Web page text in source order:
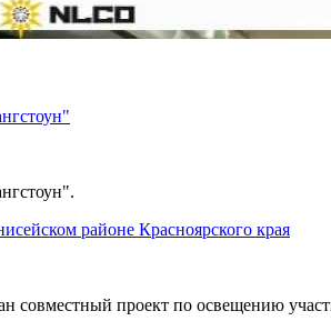
районе Красноярского края
проект по освещению